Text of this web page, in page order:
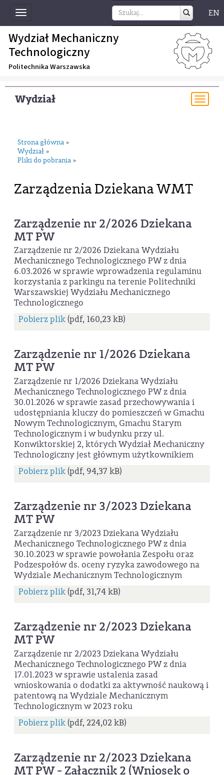
Toggle
navigation
EN
Wydział Mechaniczny
Technologiczny
Politechnika Warszawska
Wydział
Strona główna »
Wydział »
Pliki do pobrania »
Zarządzenia Dziekana WMT
Zarządzenie nr 2/2026 Dziekana
MT PW
Zarządzenie nr 2/2026 Dziekana Wydziału
Mechanicznego Technologicznego PW z dnia
6.03.2026 w sprawie wprowadzenia regulaminu
korzystania z parkingu na terenie Politechniki
Warszawskiej Wydziału Mechanicznego
Technologicznego
Pobierz plik(pdf, 160,23 kB)
Zarządzenie nr 1/2026 Dziekana
MT PW
Zarządzenie nr 1/2026 Dziekana Wydziału
Mechanicznego Technologicznego PW z dnia
30.01.2026 w sprawie zasad przechowywania i
udostępniania kluczy do pomieszczeń w Gmachu
Nowym Technologicznym, Gmachu Starym
Technologicznym i w budynku przy ul.
Konwiktorskiej 2, których Wydział Mechaniczny
Technologiczny jest głównym użytkownikiem
Pobierz plik(pdf, 94,37 kB)
Zarządzenie nr 3/2023 Dziekana
MT PW
Zarządzenie nr 3/2023 Dziekana Wydziału
Mechanicznego Technologicznego PW z dnia
30.10.2023 w sprawie powołania Zespołu oraz
Podzespołów ds. oceny ryzyka zawodowego na
Wydziale Mechanicznym Technologicznym
Pobierz plik(pdf, 31,74 kB)
Zarządzenie nr 2/2023 Dziekana
MT PW
Zarządzenie nr 2/2023 Dziekana Wydziału
Mechanicznego Technologicznego PW z dnia
17.01.2023 w sprawie ustalenia zasad
wnioskowania o dodatki za aktywność naukową i
patentową na Wydziale Mechanicznym
Technologicznym w 2023 roku
Pobierz plik(pdf, 224,02 kB)
Zarządzenie nr 2/2023 Dziekana
MT PW - Załącznik 2 (Wniosek o